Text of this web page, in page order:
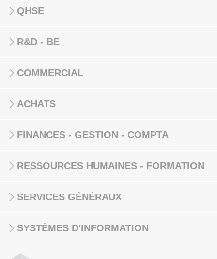
QHSE
R&D - BE
COMMERCIAL
ACHATS
FINANCES - GESTION - COMPTA
RESSOURCES HUMAINES - FORMATION
SERVICES GÉNÉRAUX
SYSTÈMES D'INFORMATION